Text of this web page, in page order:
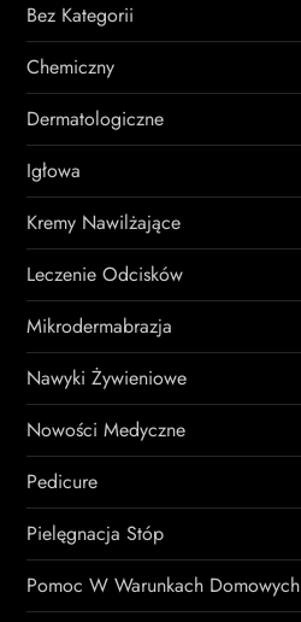
Bez Kategorii
Chemiczny
Dermatologiczne
Igłowa
Kremy Nawilżające
Leczenie Odcisków
Mikrodermabrazja
Nawyki Żywieniowe
Nowości Medyczne
Pedicure
Pielęgnacja Stóp
Pomoc W Warunkach Domowych